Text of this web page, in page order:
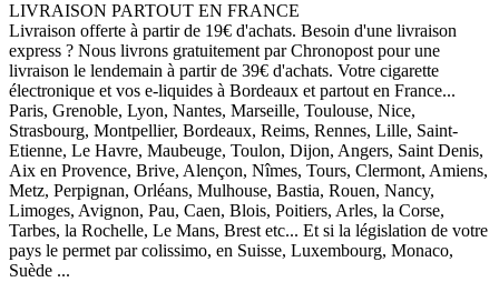
LIVRAISON PARTOUT EN FRANCE
Livraison offerte à partir de 19€ d'achats. Besoin d'une livraison
express ? Nous livrons gratuitement par Chronopost pour une
livraison le lendemain à partir de 39€ d'achats. Votre cigarette
électronique et vos e-liquides à Bordeaux et partout en France...
Paris, Grenoble, Lyon, Nantes, Marseille, Toulouse, Nice,
Strasbourg, Montpellier, Bordeaux, Reims, Rennes, Lille, Saint-
Etienne, Le Havre, Maubeuge, Toulon, Dijon, Angers, Saint Denis,
Aix en Provence, Brive, Alençon, Nîmes, Tours, Clermont, Amiens,
Metz, Perpignan, Orléans, Mulhouse, Bastia, Rouen, Nancy,
Limoges, Avignon, Pau, Caen, Blois, Poitiers, Arles, la Corse,
Tarbes, la Rochelle, Le Mans, Brest etc... Et si la législation de votre
pays le permet par colissimo, en Suisse, Luxembourg, Monaco,
Suède ...